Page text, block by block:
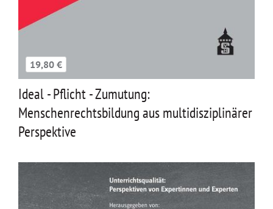
19,80 €
Ideal - Pflicht - Zumutung:
Menschenrechtsbildung aus multidisziplinärer
Perspektive